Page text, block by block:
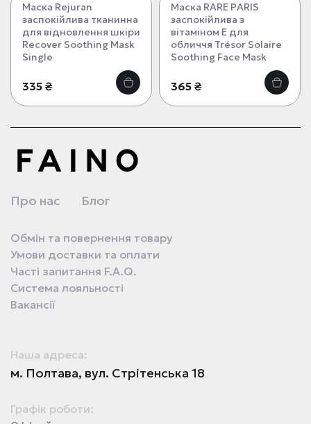
Маска Rejuran
заспокійлива тканинна
для відновлення шкіри
Recover Soothing Mask
Single
335 ₴
Маска RARE PARIS
заспокійлива з
вітаміном Е для
обличчя Trésor Solaire
Soothing Face Mask
365 ₴
Про нас Блог
Обмін та повернення товару
Умови доставки та оплати
Часті запитання F.A.Q.
Система лояльності
Вакансії
Наша адреса:
м. Полтава, вул. Стрітенська 18
Графік роботи: